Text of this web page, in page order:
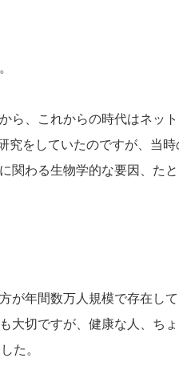
ら、これからの時代はネッ
をしていたのですが、当
関わる生物学的な要因、た
が年間数万人規模で存在し
大切ですが、健康な人、ち
た。